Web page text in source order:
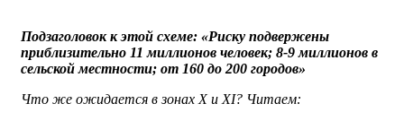
Подзаголовок к этой схеме: «Риску подвержены
приблизительно 11 миллионов человек; 8-9 миллионов в
сельской местности; от 160 до 200 городов»
Что же ожидается в зонах X и XI? Читаем: